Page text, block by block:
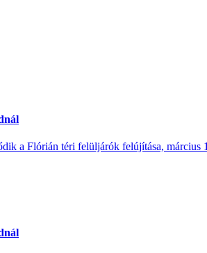
a Flórián téri felüljárók felújítása,